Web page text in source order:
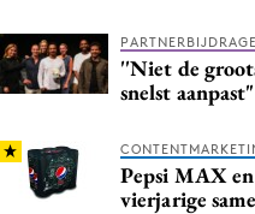
PARTNERBIJDRAGE
''Niet de
snelst aanpast"
Pepsi MAX
vierjarige